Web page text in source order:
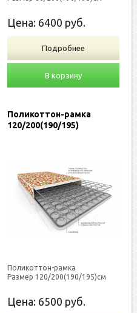
Цена: 6400 руб.
Подробнее
В корзину
Поликоттон-рамка
120/200(190/195)
Поликоттон-рамка
Размер 120/200(190/195)см
Цена: 6500 руб.